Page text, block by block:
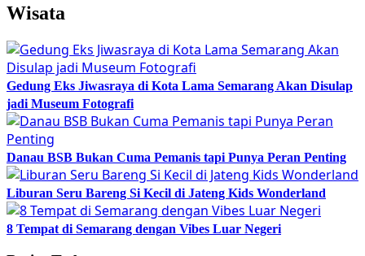
Wisata
Gedung Eks Jiwasraya di Kota Lama Semarang Akan Disulap
jadi Museum Fotografi
Danau BSB Bukan Cuma Pemanis tapi Punya Peran Penting
Liburan Seru Bareng Si Kecil di Jateng Kids Wonderland
8 Tempat di Semarang dengan Vibes Luar Negeri